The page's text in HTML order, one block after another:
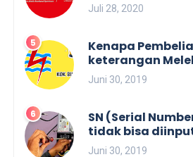
Juli 28, 2020
Kenapa
keterangan
Juni 30, 2019
SN (Serial
tidak bisa
Juni 30, 2019